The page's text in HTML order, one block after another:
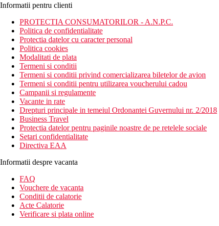
Informatii pentru clienti
PROTECTIA CONSUMATORILOR - A.N.P.C.
Politica de confidentialitate
Protectia datelor cu caracter personal
Politica cookies
Modalitati de plata
Termeni si conditii
Termeni si conditii privind comercializarea biletelor de avion
Termeni si conditii pentru utilizarea voucherului cadou
Campanii si regulamente
Vacante in rate
Drepturi principale in temeiul Ordonantei Guvernului nr. 2/2018
Business Travel
Protectia datelor pentru paginile noastre de pe retelele sociale
Setari confidentialitate
Directiva EAA
Informatii despre vacanta
FAQ
Vouchere de vacanta
Conditii de calatorie
Acte Calatorie
Verificare si plata online